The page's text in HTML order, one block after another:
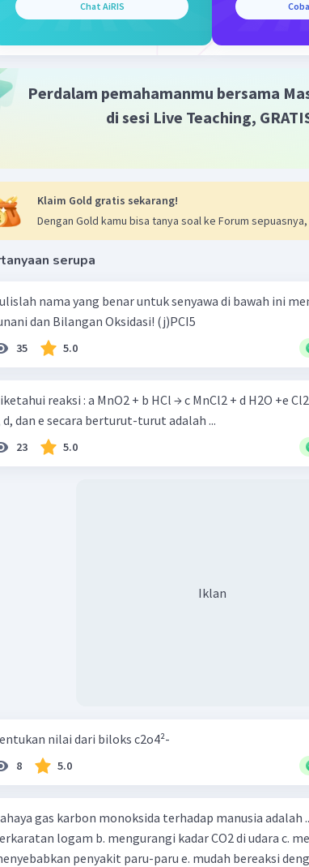
Titik didih
400°C
Massa molar
Kepadatan
2,11 g/cm³
Larut dalam
Air, Amonia, Gliserol
Beri Rating
Chat AiRIS
Perdalam pemahamanmu bersama
di sesi Live Teaching,
Klaim Gold gratis sekarang!
Dengan Gold kamu bisa tanya soal ke Forum sepuasnya,
serupa
nama yang benar untuk senyawa di bawah ini
dan Bilangan Oksidasi! (j)PCI5
35 5.0
reaksi : a MnO2 + b HCl → c MnCl2 + d H2O +e
d, dan e secara berturut-turut adalah ...
23 5.0
Iklan
nilai dari biloks c2o4²-
8 5.0
gas karbon monoksida terhadap manusia adalah .... a.
logam b. mengurangi kadar CO2 di udara c. merusak lapisan ozon d.
menyebabkan penyakit paru-paru e.